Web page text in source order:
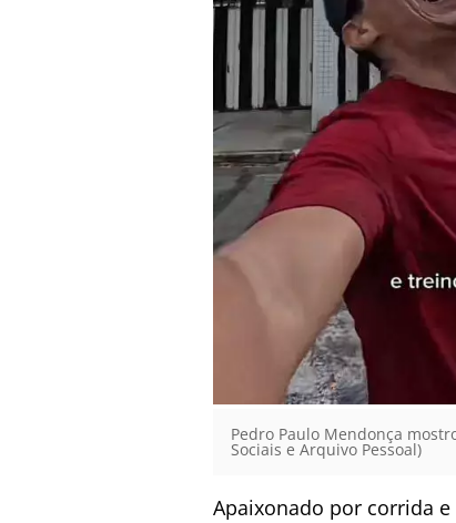
Pedro Paulo Mendonça
Sociais e Arquivo Pessoal)
Apaixonado por corrida